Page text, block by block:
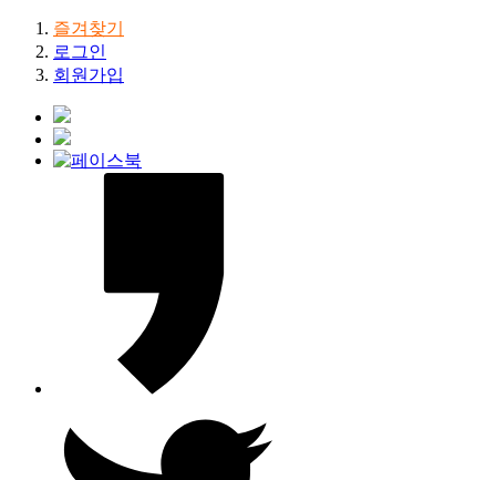
즐겨찾기
로그인
회원가입